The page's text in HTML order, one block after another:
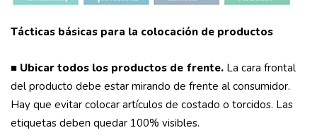
Tácticas básicas para la colocación de productos
■ Ubicar todos los productos de frente. La cara frontal
del producto debe estar mirando de frente al consumidor.
Hay que evitar colocar artículos de costado o torcidos. Las
etiquetas deben quedar 100% visibles.